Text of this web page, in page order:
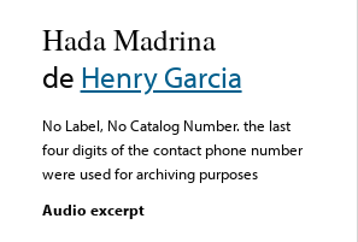
Hada Madrina
de Henry Garcia
No Label, No Catalog Number. the last
four digits of the contact phone number
were used for archiving purposes
Audio excerpt